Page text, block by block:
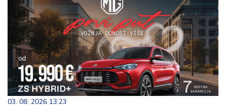
03. 08. 2026 13:23